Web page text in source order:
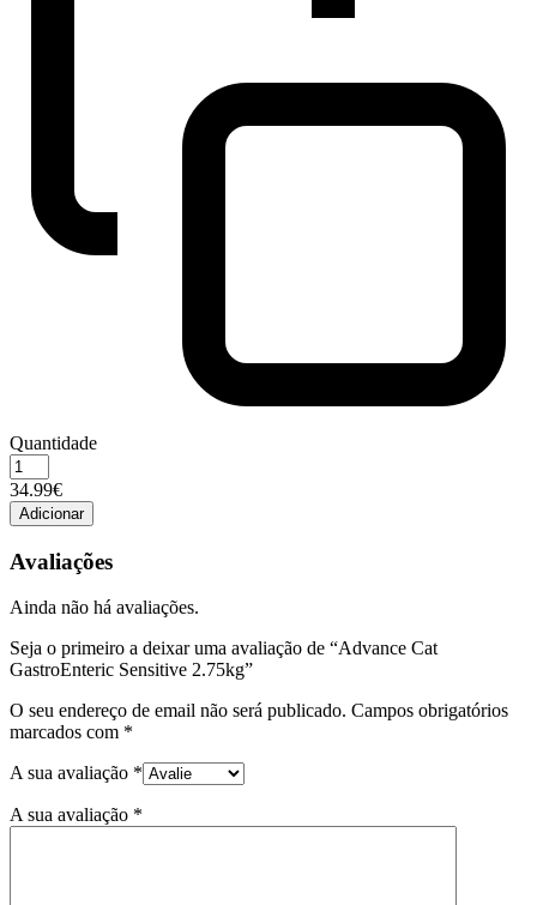
Quantidade
Quantidade
de
Advance
Cat
GastroEnteric
Sensitive
34.99€
Adicionar
Avaliações
Ainda não há avaliações.
Seja o primeiro a deixar uma avaliação de “Advance Cat
GastroEnteric Sensitive 2.75kg”
O seu endereço de email não será publicado. Campos obrigatórios
marcados com *
A sua avaliação *
A sua avaliação *